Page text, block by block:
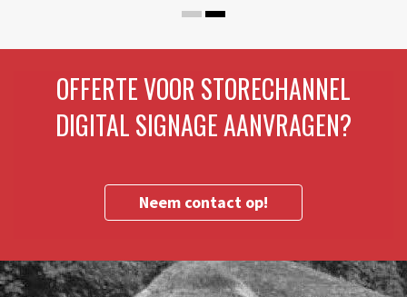
OFFERTE VOOR STORECHANNEL
DIGITAL SIGNAGE AANVRAGEN?
Neem contact op!